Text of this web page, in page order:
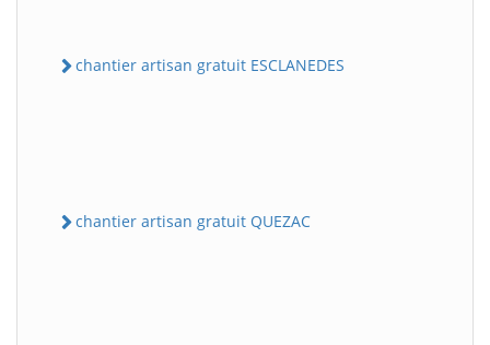
chantier artisan gratuit ESCLANEDES
chantier artisan gratuit QUEZAC